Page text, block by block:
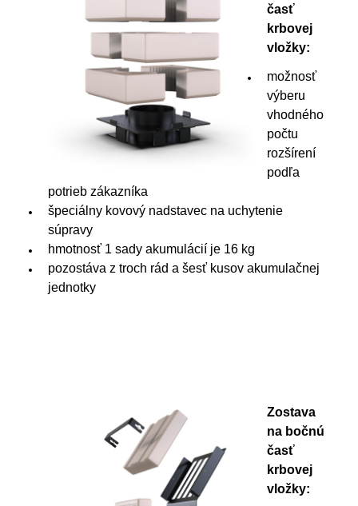
časť
krbovej
vložky:
možnosť
výberu
vhodného
počtu
rozšírení
podľa
potrieb zákazníka
špeciálny kovový nadstavec na uchytenie
súpravy
hmotnosť 1 sady akumulácií je 16 kg
pozostáva z troch rád a šesť kusov akumulačnej
jednotky
Zostava
na bočnú
časť
krbovej
vložky: